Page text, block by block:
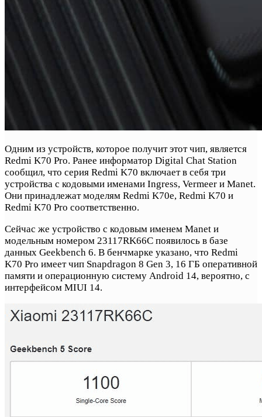
Одним из устройств, которое получит этот чип, является
Redmi K70 Pro. Ранее информатор Digital Chat Station
сообщил, что серия Redmi K70 включает в себя три
устройства с кодовыми именами Ingress, Vermeer и Manet.
Они принадлежат моделям Redmi K70e, Redmi K70 и
Redmi K70 Pro соответственно.
Сейчас же устройство с кодовым именем Manet и
модельным номером 23117RK66C появилось в базе
данных Geekbench 6. В бенчмарке указано, что Redmi
K70 Pro имеет чип Snapdragon 8 Gen 3, 16 ГБ оперативной
памяти и операционную систему Android 14, вероятно, с
интерфейсом MIUI 14.